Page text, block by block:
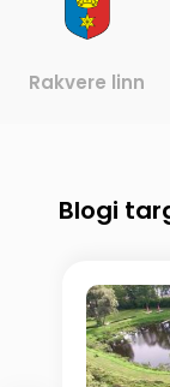
Rakvere linn
Blogi